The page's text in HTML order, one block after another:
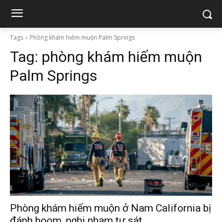
Tags Phòng khám hiếm muộn Palm Springs
Tag: phòng khám hiếm muộn
Palm Springs
Phòng khám hiếm muộn ở Nam California bị